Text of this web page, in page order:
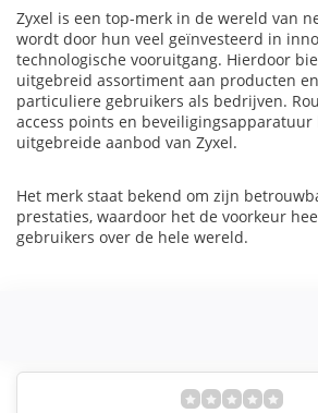
Zyxel is een top-merk in de wereld van
wordt door hun veel geïnvesteerd in
technologische vooruitgang. Hierdoor
uitgebreid assortiment aan producten
particuliere gebruikers als bedrijven.
access points en
uitgebreide aanbod van Zyxel.
Het merk staat bekend om zijn
prestaties, waardoor het de voorkeur
gebruikers over de hele wereld.